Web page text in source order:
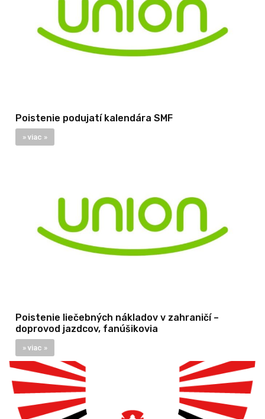
Poistenie podujatí kalendára SMF
» viac »
Poistenie liečebných nákladov v zahraničí –
doprovod jazdcov, fanúšikovia
» viac »